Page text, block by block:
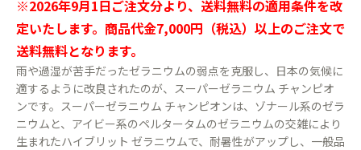
※2026年9月1日ご注文分より、送料無料の適用条件を改
定いたします。商品代金7,000円（税込）以上のご注文で
送料無料となります。
雨や過湿が苦手だったゼラニウムの弱点を克服し、日本の気候に
適するように改良されたのが、スーパーゼラニウム チャンピオ
ンです。スーパーゼラニウム チャンピオンは、ゾナール系のゼラ
ニウムと、アイビー系のペルタータムのゼラニウムの交雑により
生まれたハイブリット ゼラニウムで、耐暑性がアップし、一般品